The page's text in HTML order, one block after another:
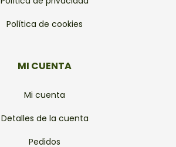
Política de cookies
MI CUENTA
Mi cuenta
Detalles de la cuenta
Pedidos